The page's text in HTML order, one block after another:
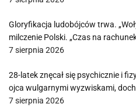
Gloryfikacja ludobójców trwa.
milczenie Polski. „Czas na
7 sierpnia 2026
28-latek znęcał się psychicznie i
ojca wulgarnymi wyzwiskami,
7 sierpnia 2026